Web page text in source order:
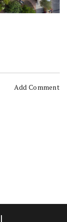
Add Comment